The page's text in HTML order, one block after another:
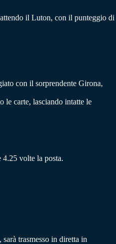
il Luton, con il punteggio di
con il sorprendente Girona,
le carte, lasciando intatte le
volte la posta.
trasmesso in diretta in